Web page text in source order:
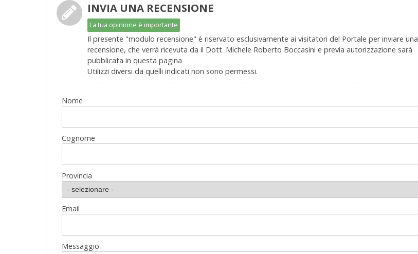
INVIA UNA RECENSIONE
La tua opinione è importante
Il presente "modulo recensione" è riservato esclusivamente ai visitatori del Portale per inviare una
recensione, che verrà ricevuta da il Dott. Michele Roberto Boccasini e previa autorizzazione sarà
pubblicata in questa pagina
Utilizzi diversi da quelli indicati non sono permessi.
Nome
Cognome
Provincia
Email
Messaggio